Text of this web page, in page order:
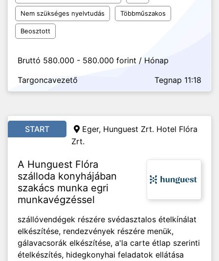
Nem szükséges nyelvtudás Többműszakos
Beosztott
Bruttó 580.000 - 580.000 forint / Hónap
Targoncavezető
Tegnap 11:18
START
Eger, Hunguest Zrt. Hotel Flóra
Zrt.
A Hunguest Flóra
szálloda konyhájában
szakács munka egri
munkavégzéssel
szállóvendégek részére svédasztalos ételkínálat
elkészítése, rendezvények részére menük,
gálavacsorák elkészítése, a'la carte étlap szerinti
ételkészítés, hidegkonyhai feladatok ellátása